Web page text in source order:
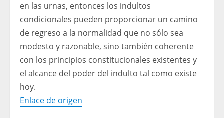
en las urnas, entonces los indultos
condicionales pueden proporcionar un camino
de regreso a la normalidad que no sólo sea
modesto y razonable, sino también coherente
con los principios constitucionales existentes y
el alcance del poder del indulto tal como existe
hoy.
Enlace de origen